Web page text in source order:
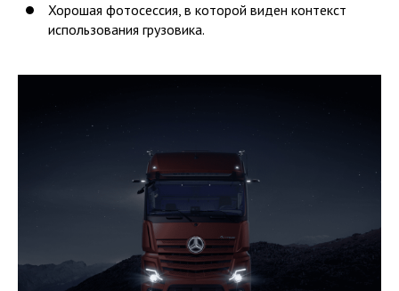
Хорошая фотосессия, в которой виден контекст
использования грузовика.